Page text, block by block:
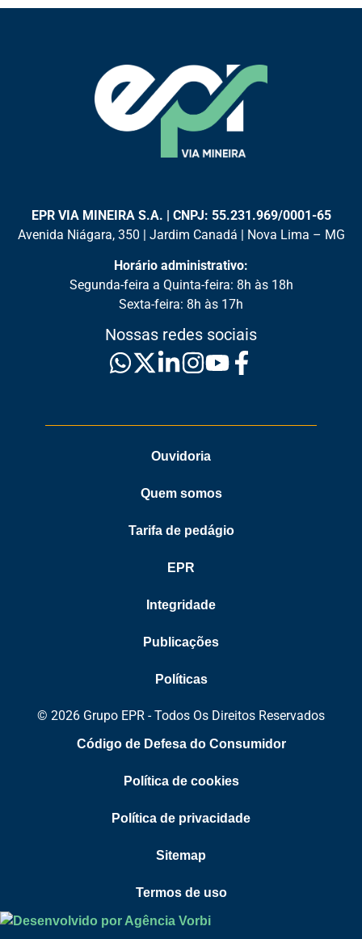
EPR VIA MINEIRA S.A. | CNPJ: 55.231.969/0001-65
Avenida Niágara, 350 | Jardim Canadá | Nova Lima – MG
Horário administrativo:
Segunda-feira a Quinta-feira: 8h às 18h
Sexta-feira: 8h às 17h
Nossas redes sociais
Ouvidoria
Quem somos
Tarifa de pedágio
EPR
Integridade
Publicações
Políticas
© 2026 Grupo EPR - Todos Os Direitos Reservados
Código de Defesa do Consumidor
Política de cookies
Política de privacidade
Sitemap
Termos de uso